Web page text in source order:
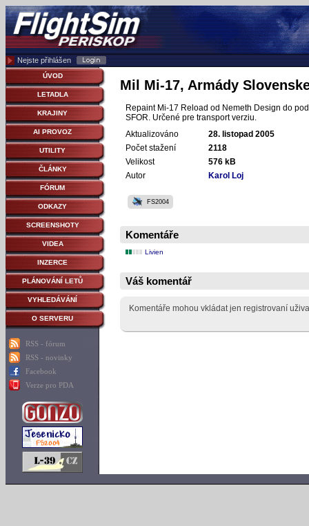
Nejste přihlášen
ÚVOD
LETADLA
KRAJINY
AI PROVOZ
UTILITY
ČLÁNKY
FÓRUM
ODKAZY
SCREENSHOTY
VIDEA
INZERCE
PLÁNOVÁNÍ LETŮ
VYHLEDÁVÁNÍ
O SERVERU
RSS - fórum
RSS - novinky
Facebook
Verze pro PDA
Mil Mi-17, Armády
Repaint Mi-17 Reload od Nemeth Design do
SFOR. Určené pre transport verziu.
Aktualizováno
28. listopad 2005
Počet stažení
2118
Velikost
576 kB
Autor
Karol Loj
FS2004
Komentáře
Livien
Váš komentář
Komentáře mohou vkládat jen registrovaní